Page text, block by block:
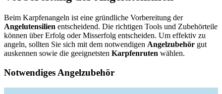
Beim Karpfenangeln ist eine gründliche Vorbereitung der
Angelutensilien entscheidend. Die richtigen Tools und Zubehörteile
können über Erfolg oder Misserfolg entscheiden. Um effektiv zu
angeln, sollten Sie sich mit dem notwendigen Angelzubehör gut
auskennen sowie die geeignetsten Karpfenruten wählen.
Notwendiges Angelzubehör